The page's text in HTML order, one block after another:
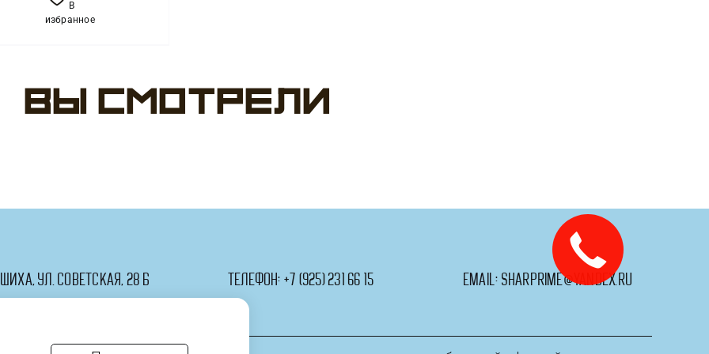
Набор
В
избранное
Вы смотрели
ул. Советская, 28 Б телефон: +7 (925) 231 66 15 email: sharprime@yandex.ru